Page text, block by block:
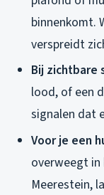
binnenkomt.
verspreidt
Bij zichtbare
lood, of een
signalen dat
Voor je een
overweegt
Meerestein,